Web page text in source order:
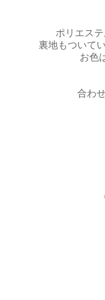
ポリエス
裏地もついて
お色
合わ